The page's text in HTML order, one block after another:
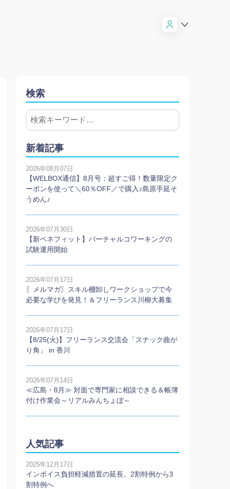
検索
新着記事
2026年08月07日
【WELBOX通信】8月号：超すご得！数量限定ク
ーポンを使って＼60％OFF／で購入♪島原手延そ
うめん♪
2026年07月30日
【新ベネフィット】バーチャルコワーキングの
試験運用開始
2026年07月17日
〖メルマガ〗スキル棚卸しワークショップで今
必要な学びを発見！＆フリーランス川柳大募集
2026年07月17日
【8/25(火)】フリーランス交流会「スナック曲が
り角」 in 香川
2026年07月14日
≪広島・8月≫ 対面で専門家に相談できる＆帳簿
付け作業会～リアルみんちょぼ～
人気記事
2025年12月17日
インボイス負担軽減措置の延長。2割特例から3
割特例へ